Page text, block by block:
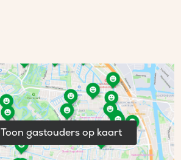
Toon gastouders op kaart